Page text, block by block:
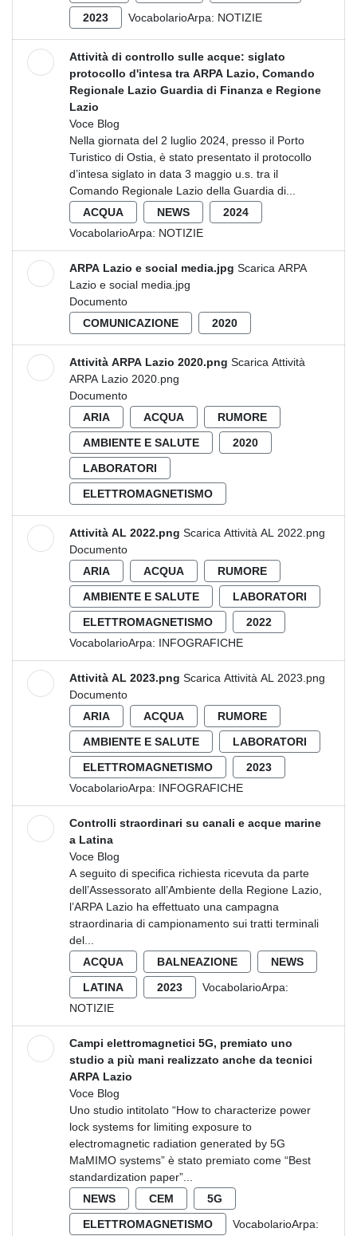
2023
VocabolarioArpa: NOTIZIE
Attività di controllo sulle acque: siglato
protocollo d'intesa tra ARPA Lazio, Comando
Regionale Lazio Guardia di Finanza e Regione
Lazio
Voce Blog
Nella giornata del 2 luglio 2024, presso il Porto
Turistico di Ostia, è stato presentato il protocollo
d’intesa siglato in data 3 maggio u.s. tra il
Comando Regionale Lazio della Guardia di...
ACQUA
NEWS
2024
VocabolarioArpa: NOTIZIE
ARPA Lazio e social media.jpg Scarica ARPA
Lazio e social media.jpg
Documento
COMUNICAZIONE
2020
Attività ARPA Lazio 2020.png Scarica Attività
ARPA Lazio 2020.png
Documento
ARIA
ACQUA
RUMORE
AMBIENTE E SALUTE
2020
LABORATORI
ELETTROMAGNETISMO
Attività AL 2022.png Scarica Attività AL 2022.png
Documento
ARIA
ACQUA
RUMORE
AMBIENTE E SALUTE
LABORATORI
ELETTROMAGNETISMO
2022
VocabolarioArpa: INFOGRAFICHE
Attività AL 2023.png Scarica Attività AL 2023.png
Documento
ARIA
ACQUA
RUMORE
AMBIENTE E SALUTE
LABORATORI
ELETTROMAGNETISMO
2023
VocabolarioArpa: INFOGRAFICHE
Controlli straordinari su canali e acque marine
a Latina
Voce Blog
A seguito di specifica richiesta ricevuta da parte
dell’Assessorato all’Ambiente della Regione Lazio,
l’ARPA Lazio ha effettuato una campagna
straordinaria di campionamento sui tratti terminali
del...
ACQUA
BALNEAZIONE
NEWS
LATINA
2023
VocabolarioArpa:
NOTIZIE
Campi elettromagnetici 5G, premiato uno
studio a più mani realizzato anche da tecnici
ARPA Lazio
Voce Blog
Uno studio intitolato “How to characterize power
lock systems for limiting exposure to
electromagnetic radiation generated by 5G
MaMIMO systems” è stato premiato come “Best
standardization paper”...
NEWS
CEM
5G
ELETTROMAGNETISMO
VocabolarioArpa: